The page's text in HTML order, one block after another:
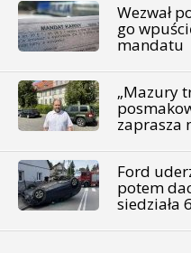
Wezwał
go
mandatu
„Mazury
zaprasza
Ford
potem
siedziała